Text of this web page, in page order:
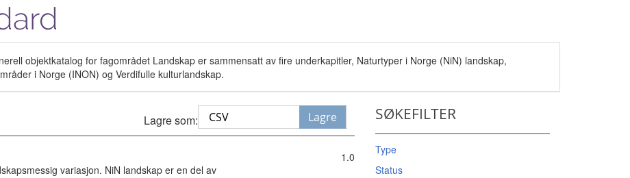
objektkatalog for fagområdet Landskap er sammensatt av fire underkapitler, Naturtyper i Norge (NiN) landskap,
i Norge (INON) og Verdifulle kulturlandskap.
Lagre som: Lagre
variasjon. NiN landskap er en del av
1.0
SØKEFILTER
Type
Status